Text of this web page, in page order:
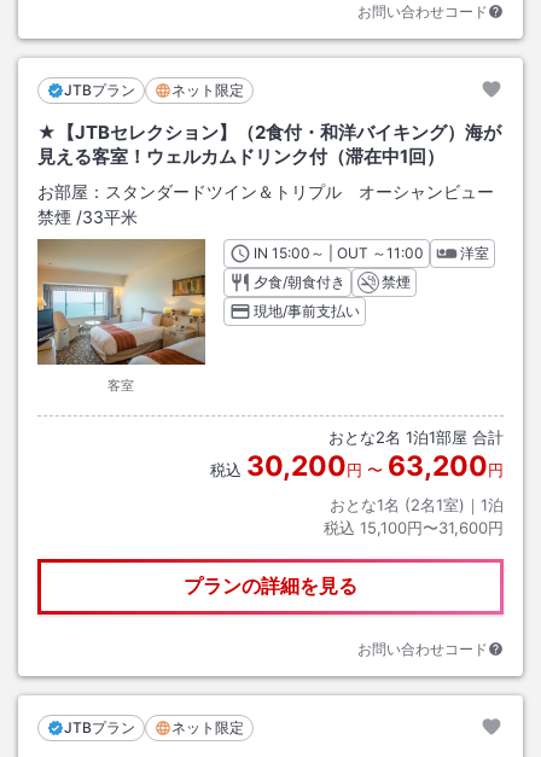
お問い合わせコード
JTBプラン ネット限定
★【JTBセレクション】（2食付・和洋バイキング）海が
見える客室！ウェルカムドリンク付（滞在中1回）
お部屋： スタンダードツイン＆トリプル オーシャンビュー
禁煙 /33平米
客室
INチェックイン
15:00 ～ | OUT チェックアウト
～11:00
洋室
夕食/朝食付き
禁煙
現地/事前支払い
おとな2名 1泊1部屋 合計
税込 30,200円 〜 63,200円
おとな1名 (2名1室)｜ 1泊
税込 15,100円〜31,600円
プランの詳細を見る
お問い合わせコード
JTBプラン ネット限定